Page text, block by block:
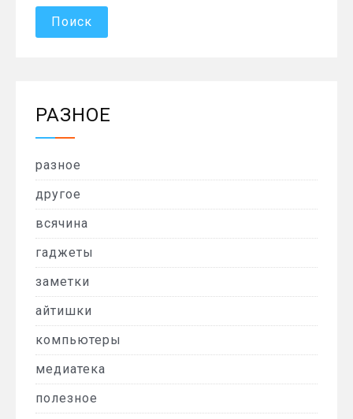
РАЗНОЕ
разное
другое
всячина
гаджеты
заметки
айтишки
компьютеры
медиатека
полезное